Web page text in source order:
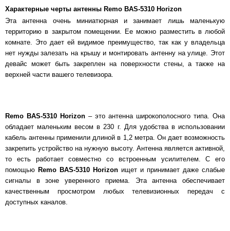
Характерные черты антенны Remo BAS-5310 Horizon
Эта антенна очень миниатюрная и занимает лишь маленькую
территорию в закрытом помещении. Ее можно разместить в любой
комнате. Это дает ей видимое преимущество, так как у владельца
нет нужды залезать на крышу и монтировать антенну на улице. Этот
девайс может быть закреплен на поверхности стены, а также на
верхней части вашего телевизора.
Remo BAS-5310 Horizon – это антенна широкополосного типа. Она
обладает маленьким весом в 230 г. Для удобства в использовании
кабель антенны применили длиной в 1,2 метра. Он дает возможность
закрепить устройство на нужную высоту. Антенна является активной,
то есть работает совместно со встроенным усилителем. С его
помощью Remo BAS-5310 Horizon ищет и принимает даже слабые
сигналы в зоне уверенного приема. Эта антенна обеспечивает
качественным просмотром любых телевизионных передач с
доступных каналов.